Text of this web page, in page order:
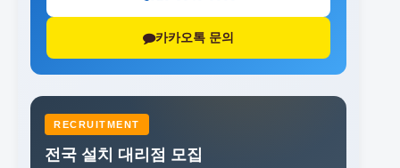
카카오톡 문의
RECRUITMENT
전국 설치 대리점 모집